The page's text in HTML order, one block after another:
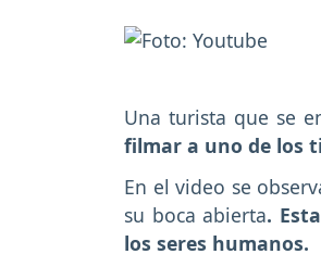
Una turista que se
filmar a uno de los
En el video se
su boca abierta.
los seres humanos.